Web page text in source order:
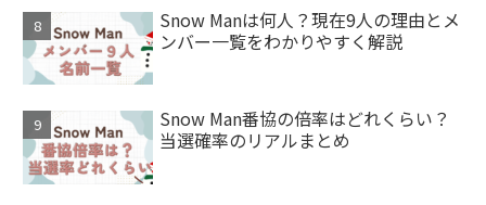
Snow Manは何人？現在9人の理由とメ
ンバー一覧をわかりやすく解説
Snow Man番協の倍率はどれくらい？
当選確率のリアルまとめ